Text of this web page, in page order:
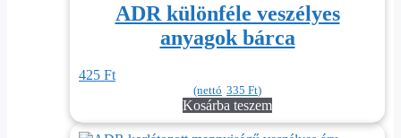
ADR különféle veszélyes
anyagok bárca
425 Ft
(nettó 335 Ft)
Kosárba teszem